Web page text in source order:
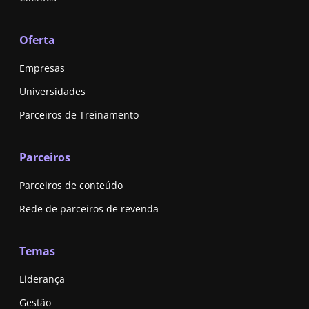
Oferta
Empresas
Universidades
Parceiros de Treinamento
Parceiros
Parceiros de conteúdo
Rede de parceiros de revenda
Temas
Liderança
Gestão